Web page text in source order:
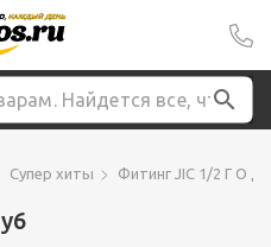
Супер хиты Фитинг JIC 1/2 Г О